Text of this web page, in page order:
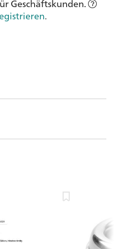
Geschäftskunden.
.